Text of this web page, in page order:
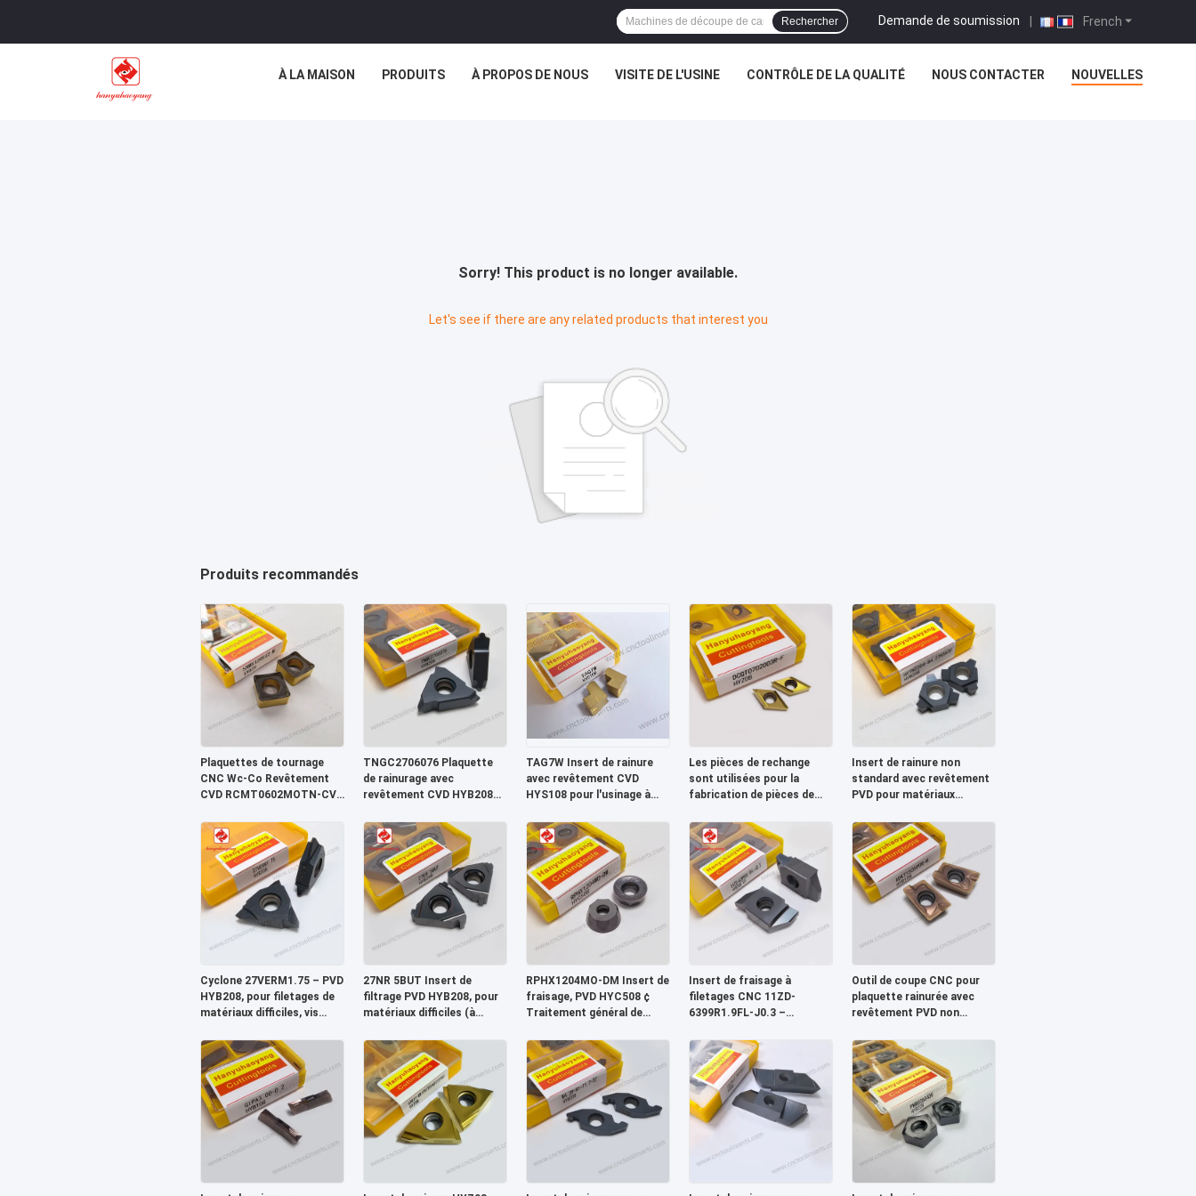
French
Demande de soumission |
Rechercher
À LA MAISON PRODUITS À PROPOS DE NOUS VISITE DE L'USINE CONTRÔLE DE LA QUALITÉ NOUS CONTACTER NOUVELLES
Sorry! This product is no longer available.
Let's see if there are any related products that interest you
Produits recommandés
Plaquettes de tournage
CNC Wc-Co Revêtement
CVD RCMT0602MOTN-CVD
TNGC2706076 Plaquette
de rainurage avec
revêtement CVD HYB208
usiner et revêtement PVD
TAG7W Insert de rainure
avec revêtement CVD
HYS108 pour l'usinage à
tournage à grande vitesse
de l'acier et de la fonte
Les pièces de rechange
sont utilisées pour la
fabrication de pièces de
Insert de rainure non
standard avec revêtement
PVD pour matériaux
découpe CNC de précision
Cyclone 27VERM1.75 – PVD
HYB208, pour filetages de
matériaux difficiles, vis
27NR 5BUT Insert de
filtrage PVD HYB208, pour
matériaux difficiles (à
haute température)
RPHX1204MO-DM Insert de
fraisage, PVD HYC508 ¢
Traitement général de
l'acier inoxydable
Insert de fraisage à
filetages CNC 11ZD-
6399R1.9FL-J0.3 –
pour matériaux difficiles
(sauf alliages haute
température)
Outil de coupe CNC pour
plaquette rainurée avec
revêtement PVD non
difficiles à usiner